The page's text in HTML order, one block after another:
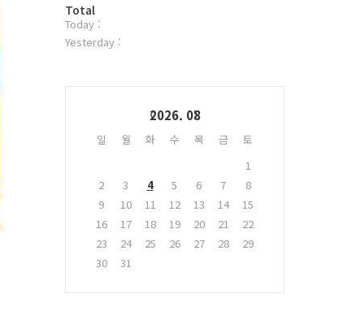
플
러
그
방
문
자
Total
Today :
Yesterday :
2026. 08
일 월 화 수 목 금
토
1
2
3 4 5 6 7
8
9
10 11 12 13 14
15
16
17 18 19 20 21
22
23
24 25 26 27 28
29
30
31